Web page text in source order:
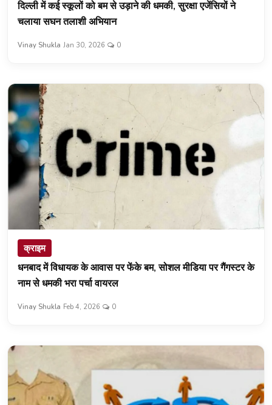
दिल्ली में कई स्कूलों को बम से उड़ाने की धमकी, सुरक्षा एजेंसियों ने
चलाया सघन तलाशी अभियान
Vinay Shukla Jan 30, 2026 0
क्राइम
धनबाद में विधायक के आवास पर फेंके बम, सोशल मीडिया पर गैंगस्टर के
नाम से धमकी भरा पर्चा वायरल
Vinay Shukla Feb 4, 2026 0